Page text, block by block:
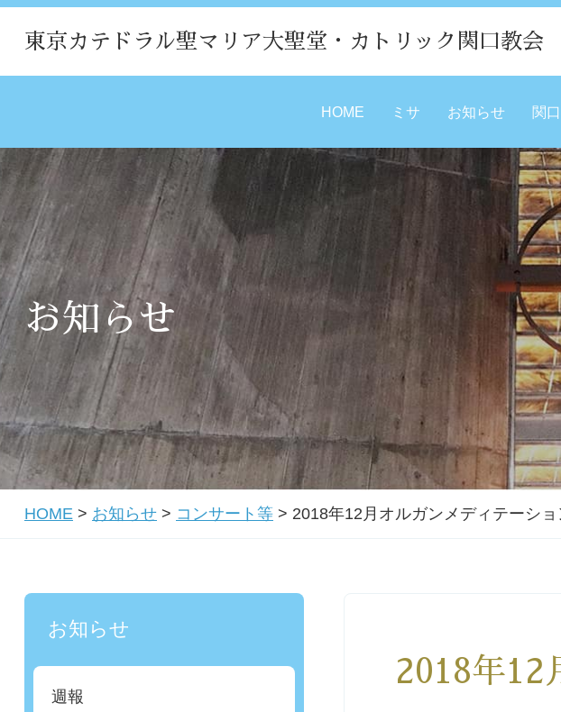
東京カテドラル聖マリア大聖堂・カトリック関口教会
HOME ミサ お知らせ 関
お知らせ
HOME > お知らせ > コンサート等 > 2018年12月オルガンメディテーショ
2018年12
お知らせ
週報